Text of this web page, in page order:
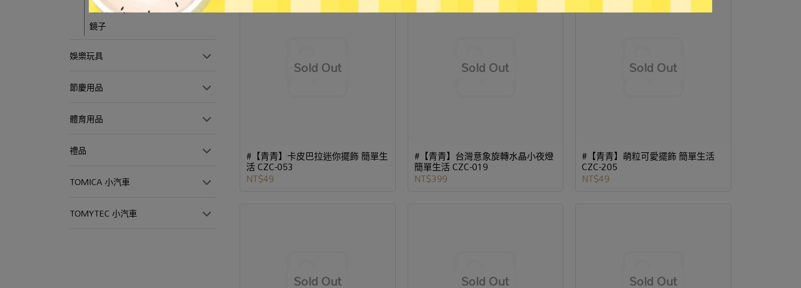
磁釦／鈕扣
鏡子
娛樂玩具
節慶用品
體育用品
禮品
TOMICA 小汽車
TOMYTEC 小汽車
#【青青】卡皮巴拉迷你擺飾 簡單生
活 CZC-053
NT$49
#【青青】台灣意象旋轉水晶小夜燈
簡單生活 CZC-019
NT$399
#【青青】萌粒可愛擺飾 簡單生活
CZC-205
NT$49